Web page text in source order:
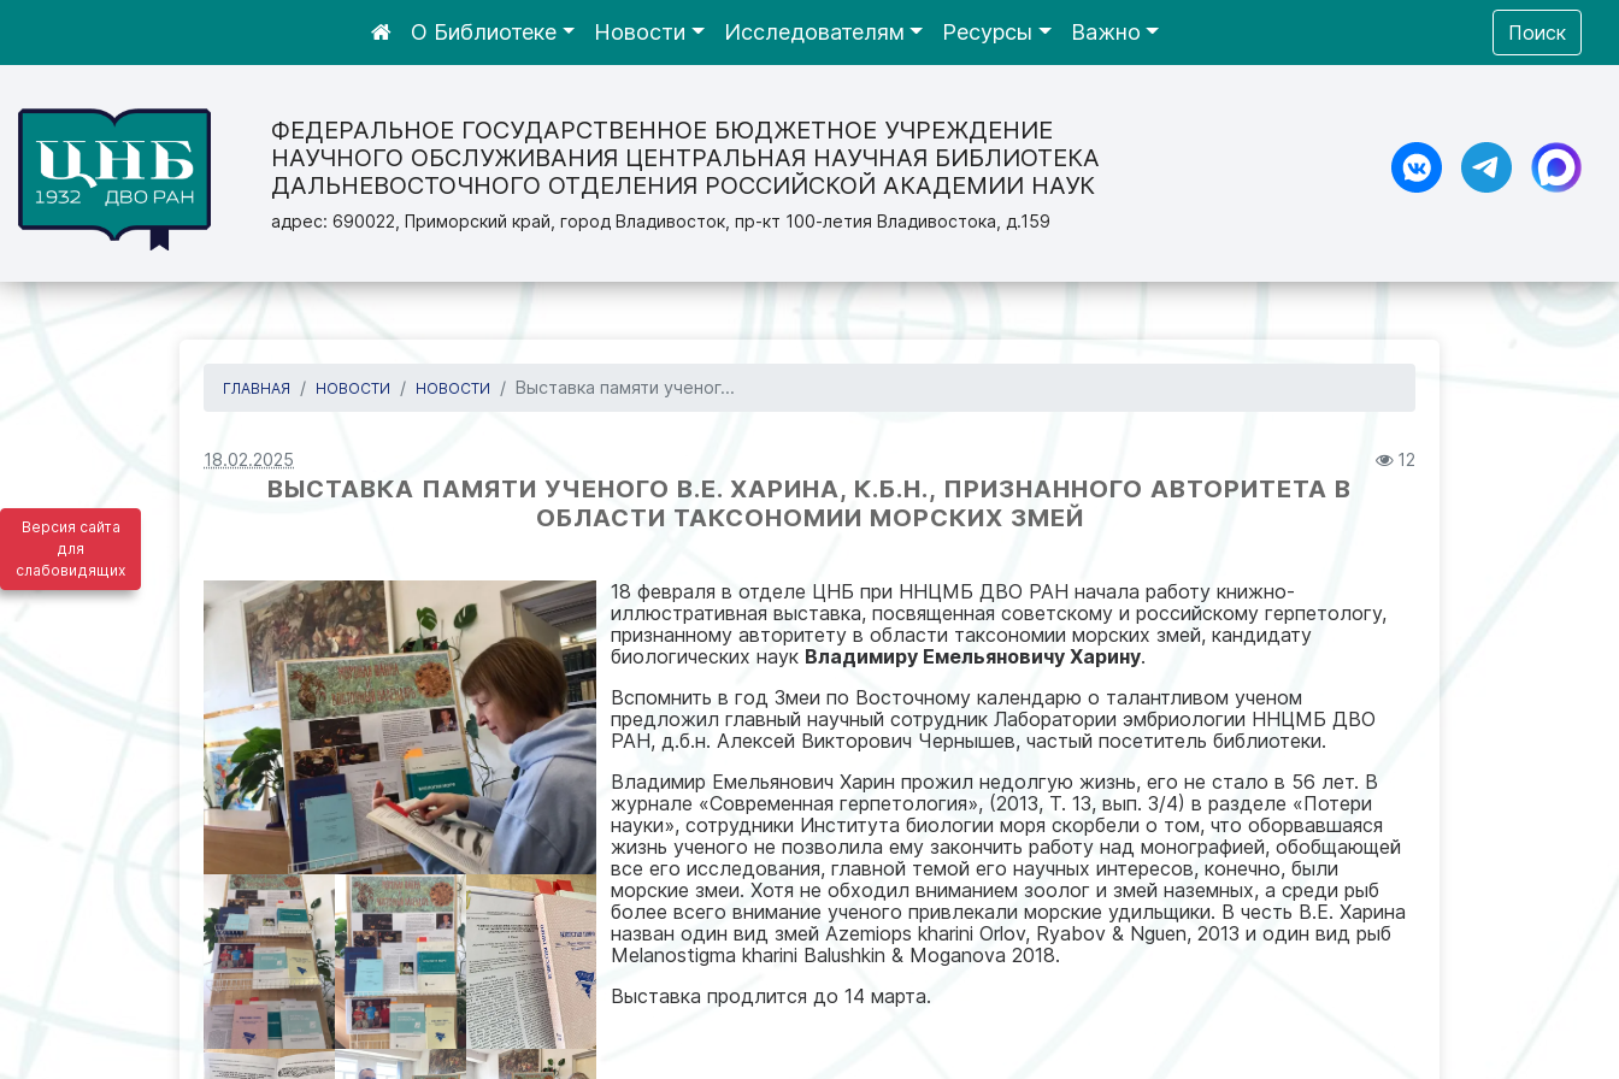
Версия сайта
для
слабовидящих
ФЕДЕРАЛЬНОЕ ГОСУДАРСТВЕННОЕ БЮДЖЕТНОЕ УЧРЕЖДЕНИЕ
НАУЧНОГО ОБСЛУЖИВАНИЯ ЦЕНТРАЛЬНАЯ НАУЧНАЯ БИБЛИОТЕКА
ДАЛЬНЕВОСТОЧНОГО ОТДЕЛЕНИЯ РОССИЙСКОЙ АКАДЕМИИ НАУК
адрес: 690022, Приморский край, город Владивосток, пр-кт 100-летия Владивостока, д.159
О Библиотеке Новости Исследователям Ресурсы Важно Поиск
ГЛАВНАЯ НОВОСТИ НОВОСТИ Выставка памяти ученог...
18.02.2025 12
ВЫСТАВКА ПАМЯТИ УЧЕНОГО В.Е. ХАРИНА, К.Б.Н., ПРИЗНАННОГО АВТОРИТЕТА В
ОБЛАСТИ ТАКСОНОМИИ МОРСКИХ ЗМЕЙ
18 февраля в отделе ЦНБ при ННЦМБ ДВО РАН начала работу книжно-
иллюстративная выставка, посвященная советскому и российскому герпетологу,
признанному авторитету в области таксономии морских змей, кандидату
биологических наук Владимиру Емельяновичу Харину.
Вспомнить в год Змеи по Восточному календарю о талантливом ученом
предложил главный научный сотрудник Лаборатории эмбриологии ННЦМБ ДВО
РАН, д.б.н. Алексей Викторович Чернышев, частый посетитель библиотеки.
Владимир Емельянович Харин прожил недолгую жизнь, его не стало в 56 лет. В
журнале «Современная герпетология», (2013, Т. 13, вып. 3/4) в разделе «Потери
науки», сотрудники Института биологии моря скорбели о том, что оборвавшаяся
жизнь ученого не позволила ему закончить работу над монографией, обобщающей
все его исследования, главной темой его научных интересов, конечно, были
морские змеи. Хотя не обходил вниманием зоолог и змей наземных, а среди рыб
более всего внимание ученого привлекали морские удильщики. В честь В.Е. Харина
назван один вид змей Azemiops kharini Orlov, Ryabov & Nguen, 2013 и один вид рыб
Melanostigma kharini Balushkin & Moganova 2018.
Выставка продлится до 14 марта.